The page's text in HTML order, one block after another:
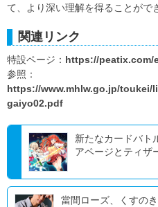
て、より深い理解を得ることがで
関連リンク
特設ページ： https://peatix.com/
参照：
https://www.mhlw.go.jp/toukei/
gaiyo02.pdf
新たなカードバト
アページとティザ
當間ローズ、くすの